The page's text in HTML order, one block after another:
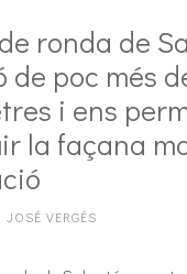
ronda de
de poc més
i ens
la façana
JOSÉ VERGÉS